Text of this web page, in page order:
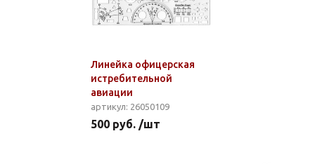
Линейка офицерская
истребительной
авиации
артикул: 26050109
500 руб. /шт